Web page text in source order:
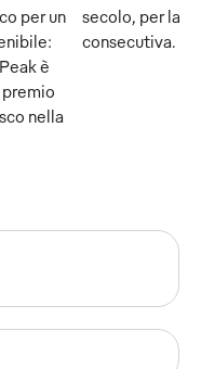
per un
è
nella
secolo, per la
consecutiva.